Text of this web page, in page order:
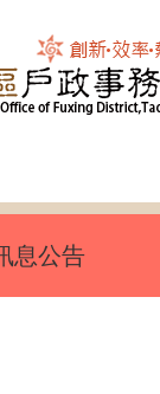
息公告